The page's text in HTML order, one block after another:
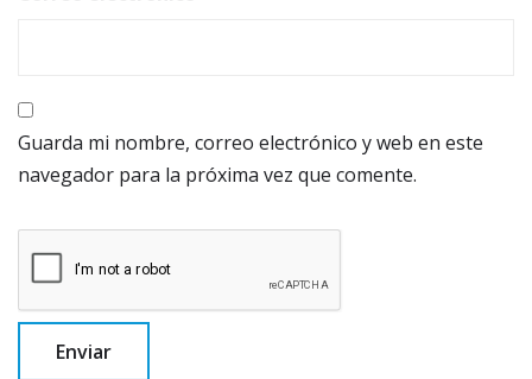
Guarda mi nombre, correo electrónico y web en este
navegador para la próxima vez que comente.